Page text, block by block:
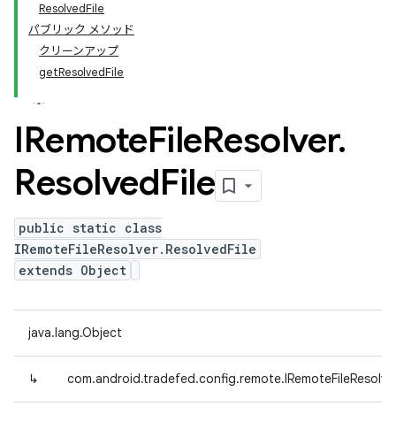
ResolvedFile
パブリック メソッド
クリーンアップ
getResolvedFile
IRemoteFileResolver.
ResolvedFile
public static class
IRemoteFileResolver.ResolvedFile
extends Object
java.lang.Object
↳